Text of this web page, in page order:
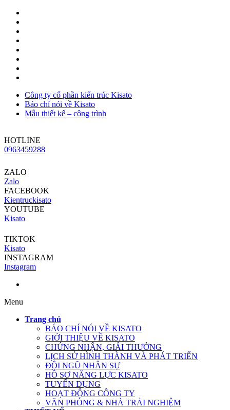
Công ty cổ phần kiến trúc Kisato
Báo chí nói về Kisato
Mẫu thiết kế – công trình
HOTLINE
0963459288
ZALO
Zalo
FACEBOOK
Kientruckisato
YOUTUBE
Kisato
TIKTOK
Kisato
INSTAGRAM
Instagram
Menu
Trang chủ
BÁO CHÍ NÓI VỀ KISATO
GIỚI THIỆU VỀ KISATO
CHỨNG NHẬN, GIẢI THƯỞNG
LỊCH SỬ HÌNH THÀNH VÀ PHÁT TRIỂN
ĐỘI NGŨ NHÂN SỰ
HỒ SƠ NĂNG LỰC KISATO
TUYỂN DỤNG
HOẠT ĐỘNG CÔNG TY
VĂN PHÒNG & NHÀ TRẢI NGHIỆM